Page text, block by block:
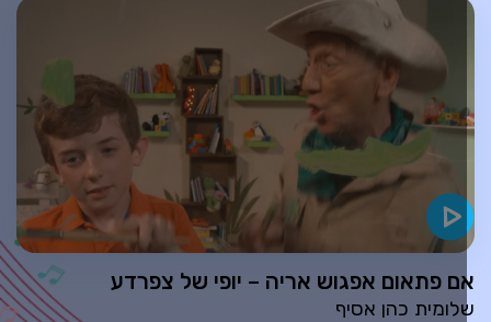
פתאום אפגוש אריה – יופי של צפרדע
כהן אסיף